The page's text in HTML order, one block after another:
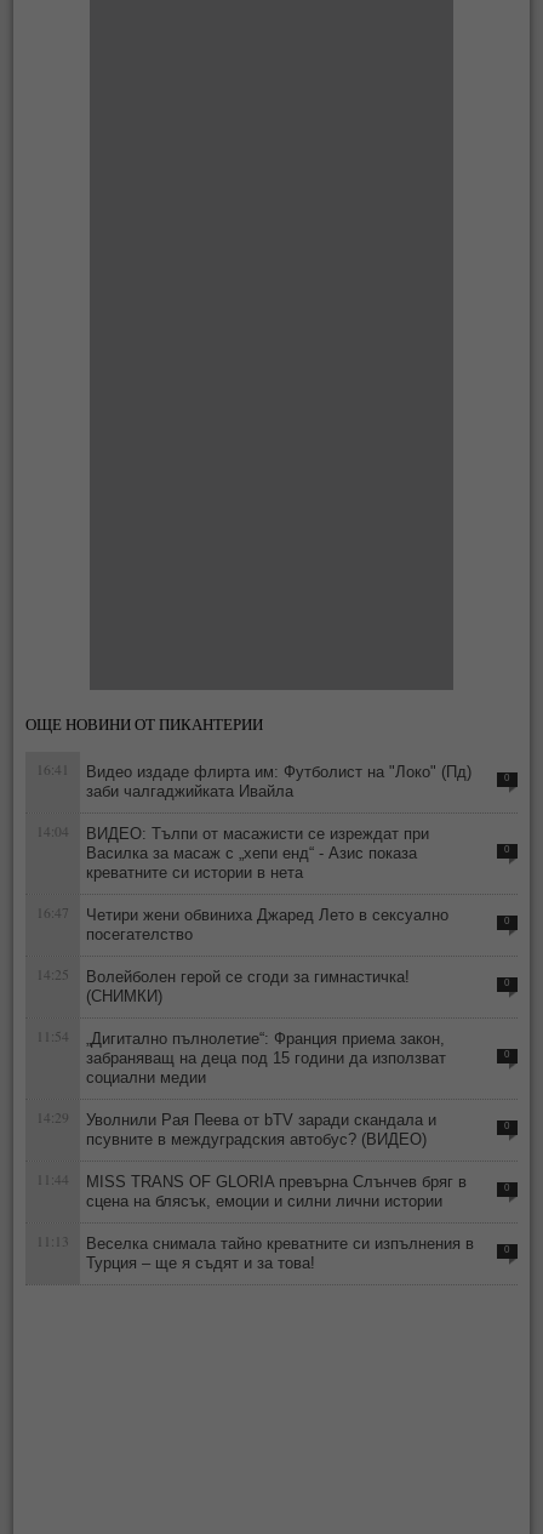
ОЩЕ НОВИНИ ОТ ПИКАНТЕРИИ
16:41
Видео издаде флирта им: Футболист на "Локо" (Пд)
заби чалгаджийката Ивайла
0
14:04
ВИДЕО: Тълпи от масажисти се изреждат при
Василка за масаж с „хепи енд“ - Азис показа
креватните си истории в нета
0
16:47
Четири жени обвиниха Джаред Лето в сексуално
посегателство
0
14:25
Волейболен герой се сгоди за гимнастичка!
(СНИМКИ)
0
11:54
„Дигитално пълнолетие“: Франция приема закон,
забраняващ на деца под 15 години да използват
социални медии
0
14:29
Уволнили Рая Пеева от bTV заради скандала и
псувните в междуградския автобус? (ВИДЕО)
0
11:44
MISS TRANS OF GLORIA превърна Слънчев бряг в
сцена на блясък, емоции и силни лични истории
0
11:13
Веселка снимала тайно креватните си изпълнения в
Турция – ще я съдят и за това!
0